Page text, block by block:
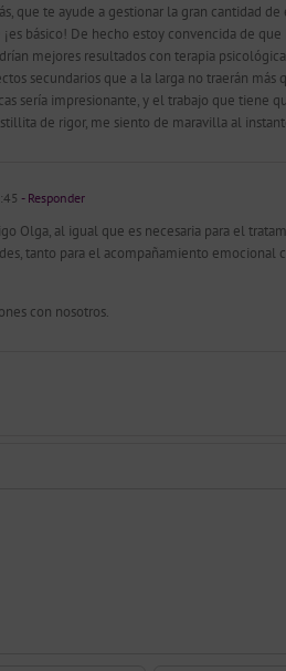
que te ayude a gestionar la gran cantidad
básico! De hecho estoy convencida de que
mejores resultados con terapia
secundarios que a la larga no traerán más
sería impresionante, y el trabajo que tiene
de rigor, me siento de maravilla al
- Responder
Olga, al igual que es necesaria para el
tanto para el acompañamiento emocional
con nosotros.